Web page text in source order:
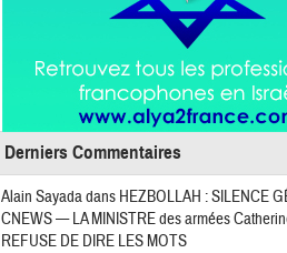
Derniers Commentaires
Alain Sayadadans HEZBOLLAH : SILENCE
CNEWS — LA MINISTRE des armées
REFUSE DE DIRE LES MOTS